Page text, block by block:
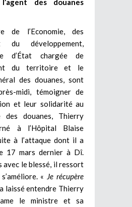
de l’Economie, des
du développement,
d’État chargée de
du territoire et le
des douanes, sont
midi, témoigner de
et leur solidarité au
des douanes, Thierry
à l’Hôpital Blaise
à l’attaque dont il a
17 mars dernier à Dî.
avec le blessé, il ressort
« Je récupère
laissé entendre Thierry
le ministre et sa